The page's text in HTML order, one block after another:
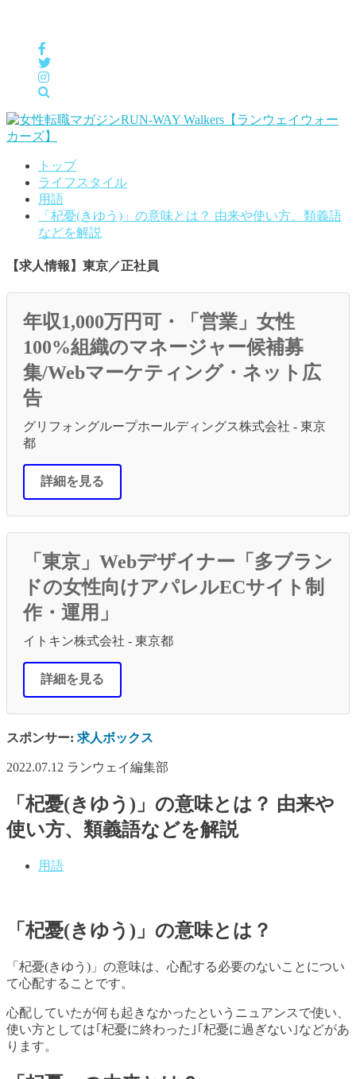
トップ
ライフスタイル
用語
「杞憂(きゆう)」の意味とは？ 由来や使い方、類義語
などを解説
【求人情報】東京／正社員
年収1,000万円可・「営業」女性
100%組織のマネージャー候補募
集/Webマーケティング・ネット広
告
グリフォングループホールディングス株式会社 - 東京
都
詳細を見る
「東京」Webデザイナー「多ブラン
ドの女性向けアパレルECサイト制
作・運用」
イトキン株式会社 - 東京都
詳細を見る
スポンサー: 求人ボックス
2022.07.12 ランウェイ編集部
「杞憂(きゆう)」の意味とは？ 由来や
使い方、類義語などを解説
用語
「杞憂(きゆう)」の意味とは？
「杞憂(きゆう)」の意味は、心配する必要のないことについ
て心配することです。
心配していたが何も起きなかったというニュアンスで使い、
使い方としては｢杞憂に終わった｣｢杞憂に過ぎない｣などがあ
ります。